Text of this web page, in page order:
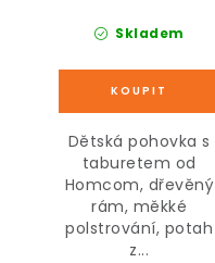
Skladem
Dětská pohovka s
taburetem od
Homcom, dřevěný
rám, měkké
polstrování, potah
z...